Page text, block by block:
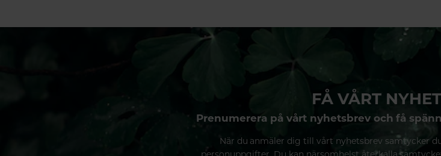
FÅ VÅRT
Prenumerera på vårt nyhetsbrev och få
När du anmäler dig till vårt nyhetsbrev samtycker